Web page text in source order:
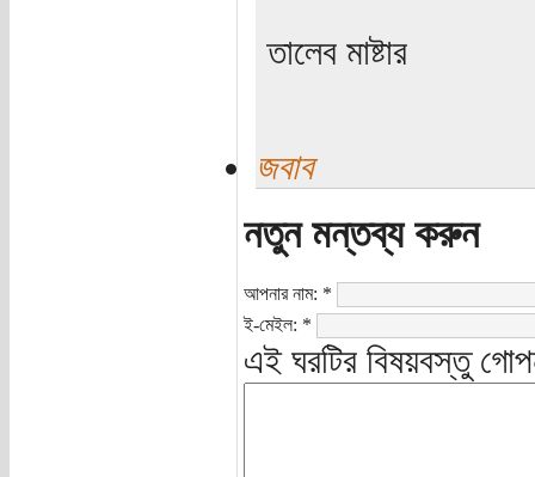
তালেব মাষ্টার
জবাব
নতুন মন্তব্য করুন
আপনার নাম: *
ই-মেইল: *
এই ঘরটির বিষয়বস্তু